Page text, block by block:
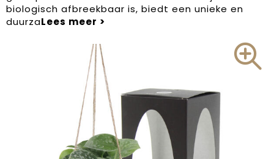
Tassen
Kerstartikelen
Kerstpakketten
Kraamcadeaus
Sinterklaas
biologisch afbreekbaar is, biedt een unieke en
duurza